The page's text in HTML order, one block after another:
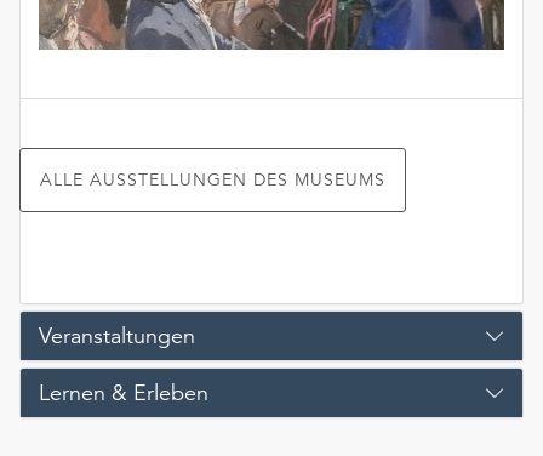
ALLE AUSSTELLUNGEN DES MUSEUMS
Veranstaltungen
Lernen & Erleben